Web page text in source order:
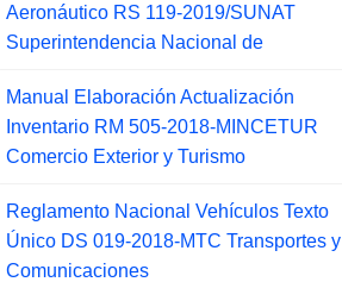
Aeronáutico RS 119-2019/SUNAT
Superintendencia Nacional de
Manual Elaboración Actualización
Inventario RM 505-2018-MINCETUR
Comercio Exterior y Turismo
Reglamento Nacional Vehículos Texto
Único DS 019-2018-MTC Transportes y
Comunicaciones